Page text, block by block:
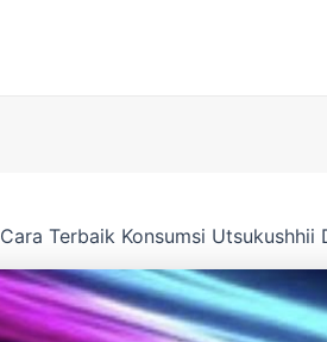
Cara Terbaik Konsumsi Utsukushhii